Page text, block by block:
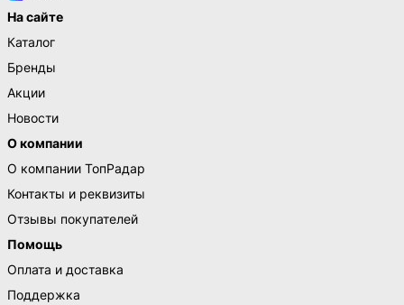
На сайте
Каталог
Бренды
Акции
Новости
О компании
О компании ТопРадар
Контакты и реквизиты
Отзывы покупателей
Помощь
Оплата и доставка
Поддержка